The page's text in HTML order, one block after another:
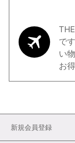
で
い
お
新規会員登録